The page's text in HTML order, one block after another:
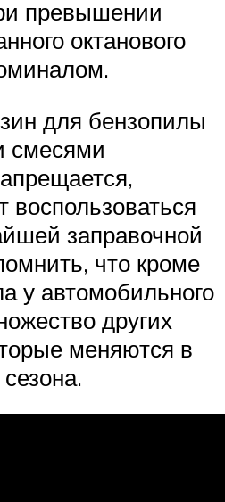
превышении
октанового
для бензопилы
смесями
воспользоваться
заправочной
что кроме
у автомобильного
других
меняются в